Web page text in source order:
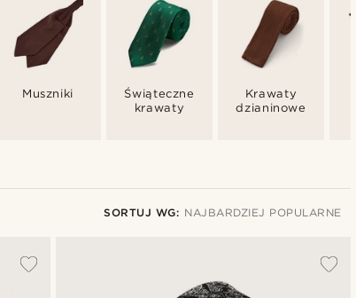
Muszniki
Świąteczne
krawaty
Krawaty
dzianinowe
SORTUJ WG: NAJBARDZIEJ POPULARNE